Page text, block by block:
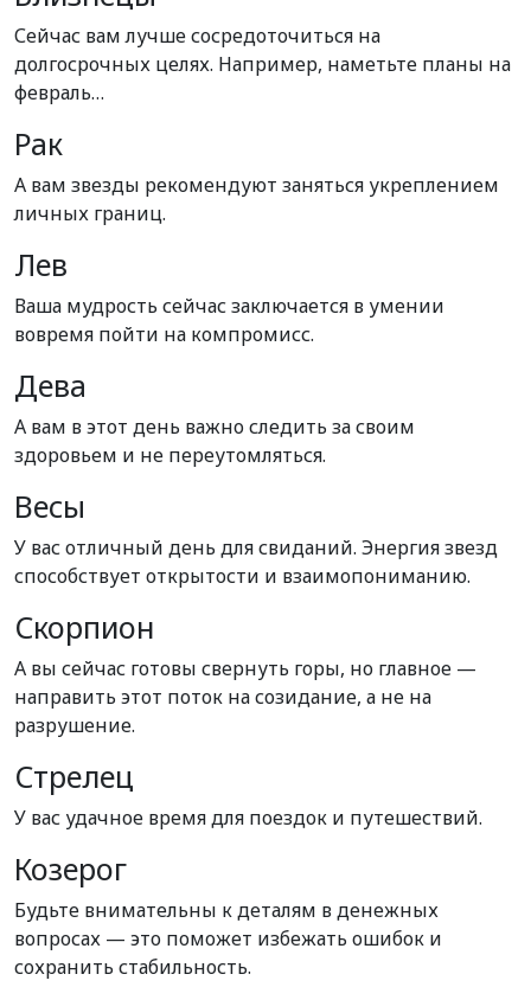
Сейчас вам лучше сосредоточиться на
долгосрочных целях. Например, наметьте планы на
февраль…
Рак
А вам звезды рекомендуют заняться укреплением
личных границ.
Лев
Ваша мудрость сейчас заключается в умении
вовремя пойти на компромисс.
Дева
А вам в этот день важно следить за своим
здоровьем и не переутомляться.
Весы
У вас отличный день для свиданий. Энергия звезд
способствует открытости и взаимопониманию.
Скорпион
А вы сейчас готовы свернуть горы, но главное —
направить этот поток на созидание, а не на
разрушение.
Стрелец
У вас удачное время для поездок и путешествий.
Козерог
Будьте внимательны к деталям в денежных
вопросах — это поможет избежать ошибок и
сохранить стабильность.